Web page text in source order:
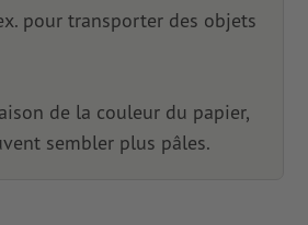
pour transporter des objets
de la couleur du papier,
sembler plus pâles.